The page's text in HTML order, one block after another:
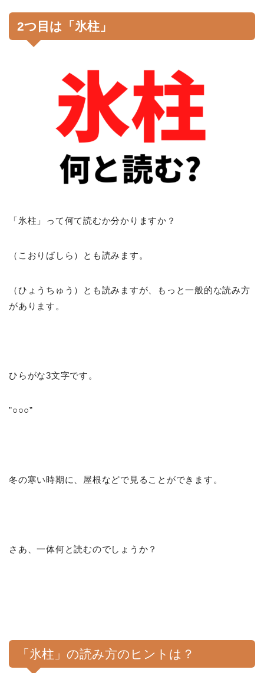
2つ目は「氷柱」
「氷柱」って何て読むか分かりますか？
（こおりばしら）とも読みます。
（ひょうちゅう）とも読みますが、もっと一般的な読み方
があります。
ひらがな3文字です。
”○○○”
冬の寒い時期に、屋根などで見ることができます。
さあ、一体何と読むのでしょうか？
「氷柱」の読み方のヒントは？